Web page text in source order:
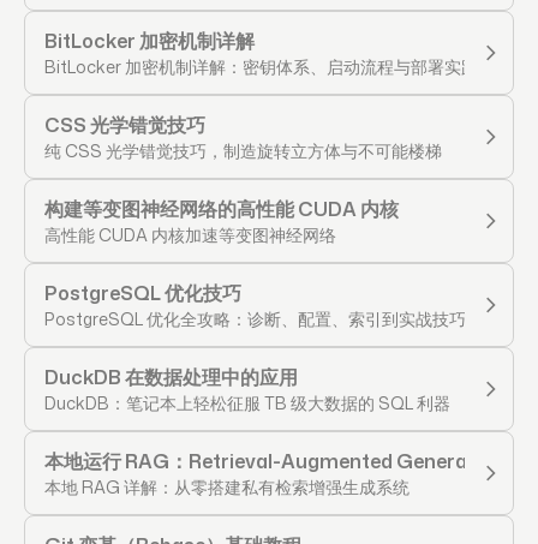
BitLocker 加密机制详解
BitLocker 加密机制详解：密钥体系、启动流程与部署实践
CSS 光学错觉技巧
纯 CSS 光学错觉技巧，制造旋转立方体与不可能楼梯
构建等变图神经网络的高性能 CUDA 内核
高性能 CUDA 内核加速等变图神经网络
PostgreSQL 优化技巧
PostgreSQL 优化全攻略：诊断、配置、索引到实战技巧
DuckDB 在数据处理中的应用
DuckDB：笔记本上轻松征服 TB 级大数据的 SQL 利器
本地运行 RAG：Retrieval-Augmented Generation 技
本地 RAG 详解：从零搭建私有检索增强生成系统